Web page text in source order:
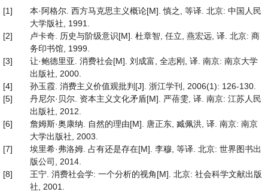
[1]
本·阿格尔. 西方马克思主义概论[M]. 慎之, 等译. 北京: 中国人民
大学版社, 1991.
[2]
卢卡奇. 历史与阶级意识[M]. 杜章智, 任立, 燕宏远, 译. 北京: 商
务印书馆, 1999.
[3]
让·鲍德里亚. 消费社会[M]. 刘成富, 全志刚, 译. 南京: 南京大学
出版社, 2000.
[4]
孙玉霞. 消费主义价值观批判[J]. 浙江学刊, 2006(1): 126-130.
[5]
丹尼尔·贝尔. 资本主义文化矛盾[M]. 严蓓雯, 译. 南京: 江苏人民
出版社, 2012.
[6]
詹姆斯·奥康纳. 自然的理由[M]. 唐正东, 臧佩洪, 译. 南京: 南京
大学出版社, 2003.
[7]
埃里希·弗洛姆. 占有还是存在[M]. 李穆, 等译. 北京: 世界图书出
版公司, 2014.
[8]
王宁. 消费社会学: 一个分析的视角[M]. 北京: 社会科学文献出版
社, 2001.